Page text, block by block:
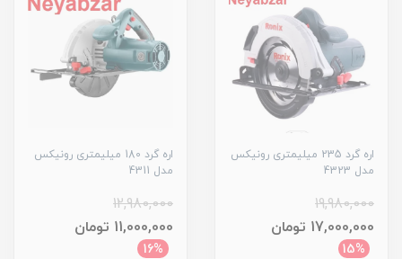
اره گرد 235 میلیمتری رونیکس
مدل 4323
19,980,000
17,000,000 تومان
15%
اره گرد 180 میلیمتری رونیکس
مدل 4311
12,980,000
11,000,000 تومان
16%